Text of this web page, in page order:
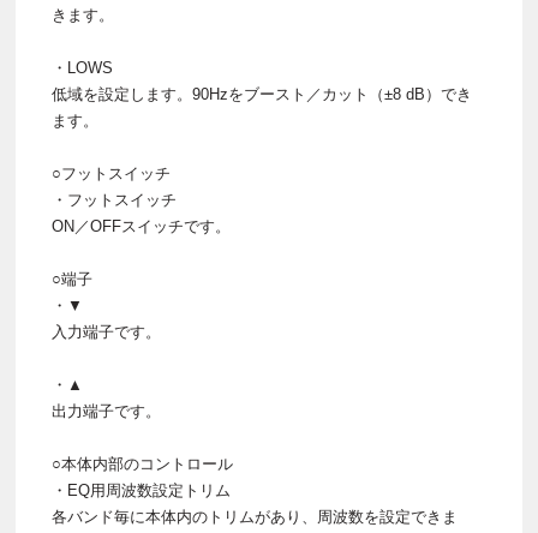
きます。
・LOWS
低域を設定します。90Hzをブースト／カット（±8 dB）でき
ます。
○フットスイッチ
・フットスイッチ
ON／OFFスイッチです。
○端子
・▼
入力端子です。
・▲
出力端子です。
○本体内部のコントロール
・EQ用周波数設定トリム
各バンド毎に本体内のトリムがあり、周波数を設定できま